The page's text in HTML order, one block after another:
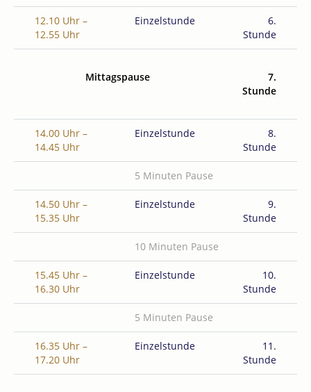
12.10 Uhr –
12.55 Uhr
Einzelstunde
6.
Stunde
Mittagspause
7.
Stunde
14.00 Uhr –
14.45 Uhr
Einzelstunde
8.
Stunde
5 Minuten Pause
14.50 Uhr –
15.35 Uhr
Einzelstunde
9.
Stunde
10 Minuten Pause
15.45 Uhr –
16.30 Uhr
Einzelstunde
10.
Stunde
5 Minuten Pause
16.35 Uhr –
17.20 Uhr
Einzelstunde
11.
Stunde